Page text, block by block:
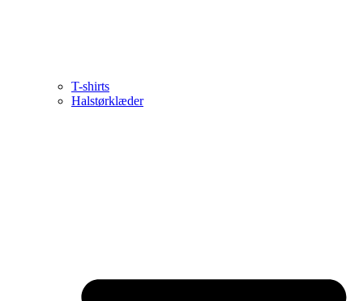
T-shirts
Halstørklæder